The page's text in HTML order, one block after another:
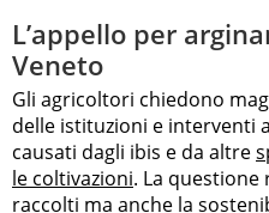
L’appello per
Veneto
Gli agricoltori chiedono
delle istituzioni e interventi
causati dagli ibis e da altre
le coltivazioni. La
raccolti ma anche la